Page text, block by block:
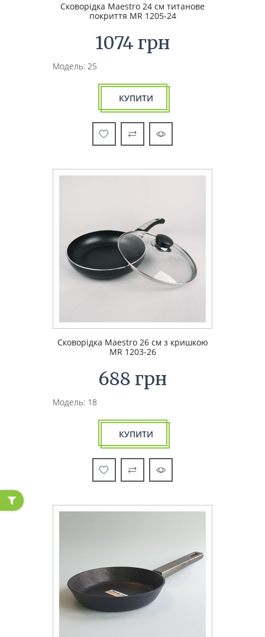
Сковорідка Maestro 24 см титанове
покриття MR 1205-24
1074 грн
Модель: 25
КУПИТИ
Сковорідка Maestro 26 см з кришкою
MR 1203-26
688 грн
Модель: 18
КУПИТИ